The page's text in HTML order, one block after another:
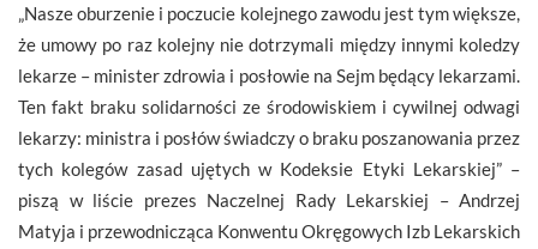
„Nasze oburzenie i poczucie kolejnego zawodu jest tym większe,
że umowy po raz kolejny nie dotrzymali między innymi koledzy
lekarze – minister zdrowia i posłowie na Sejm będący lekarzami.
Ten fakt braku solidarności ze środowiskiem i cywilnej odwagi
lekarzy: ministra i posłów świadczy o braku poszanowania przez
tych kolegów zasad ujętych w Kodeksie Etyki Lekarskiej” –
piszą w liście prezes Naczelnej Rady Lekarskiej – Andrzej
Matyja i przewodnicząca Konwentu Okręgowych Izb Lekarskich